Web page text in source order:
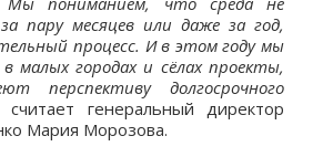
пару месяцев или даже за год,
процесс. И в этом году мы
малых городах и сёлах проекты,
перспективу долгосрочного
генеральный директор
Мария Морозова.